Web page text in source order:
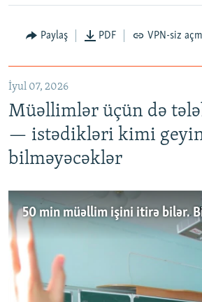
Paylaş PDF VPN-siz
İyul 07, 2026
Müəllimlər üçün də
— istədikləri kimi
bilməyəcəklər